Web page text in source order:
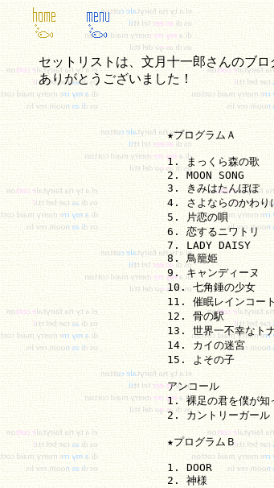
セットリストは、文月十一郎さんのブロ
ありがとうございました！
★プログラムＡ
1. まっくら森の歌
2. MOON SONG
3. きみはたんぽぽ
4. さよならのかわり
5. 片恋の唄
6. 恋するニワトリ
7. LADY DAISY
8. 鳥籠姫
9. キャンディーヌ
10. 七角錘の少女
11. 催眠レインコート
12. 骨の駅
13. 世界一不幸なト
14. カイの迷宮
15. よその子
アンコール
1. 裸足の君を僕が知
2. カントリーガール
★プログラムＢ
1. DOOR
2. 神様